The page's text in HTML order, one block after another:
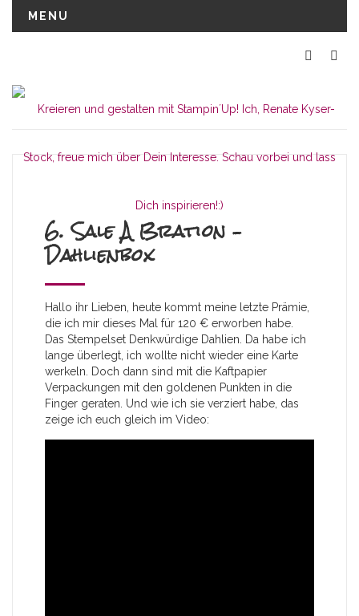
MENU
6. Sale A Bration –
Dahlienbox
Hallo ihr Lieben, heute kommt meine letzte Prämie,
die ich mir dieses Mal für 120 € erworben habe.
Das Stempelset Denkwürdige Dahlien. Da habe ich
lange überlegt, ich wollte nicht wieder eine Karte
werkeln. Doch dann sind mit die Kaftpapier
Verpackungen mit den goldenen Punkten in die
Finger geraten. Und wie ich sie verziert habe, das
zeige ich euch gleich im Video: